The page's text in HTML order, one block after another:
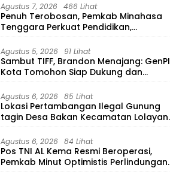
Agustus 7, 2026 466 Lihat
Penuh Terobosan, Pemkab Minahasa
Tenggara Perkuat Pendidikan,
Pelayanan Publik, dan Kesehatan
Agustus 5, 2026 91 Lihat
Sambut TIFF, Brandon Menajang: ​GenPI
Kota Tomohon Siap Dukung dan
Sukseskan TIFF 2026
Agustus 6, 2026 85 Lihat
Lokasi Pertambangan Ilegal Gunung
tagin Desa Bakan Kecamatan Lolayan
Kabupaten Bolaang Mongondow di
perkebunan Lolotut Target Bareskrim
TIPEDTER MABES POLRI
Agustus 6, 2026 84 Lihat
Pos TNI AL Kema Resmi Beroperasi,
Pemkab Minut Optimistis Perlindungan
Nelayan Meningkat